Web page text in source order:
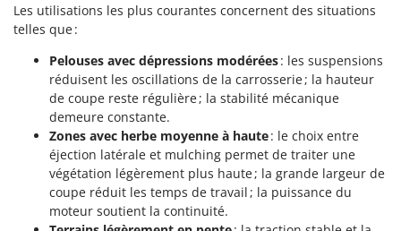
R
R.G.V.
Rato
Reber
Redback
Resto Italia
Ribimex
Ripartrak
Ritter
Les utilisations les plus courantes concernent des situations
telles que :
Pelouses avec dépressions modérées: les suspensions
réduisent les oscillations de la carrosserie ; la hauteur
de coupe reste régulière ; la stabilité mécanique
demeure constante.
Zones avec herbe moyenne à haute: le choix entre
éjection latérale et mulching permet de traiter une
végétation légèrement plus haute ; la grande largeur de
coupe réduit les temps de travail ; la puissance du
moteur soutient la continuité.